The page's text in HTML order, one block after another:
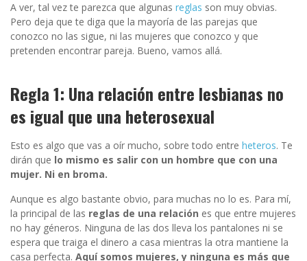
A ver, tal vez te parezca que algunas reglas son muy obvias.
Pero deja que te diga que la mayoría de las parejas que
conozco no las sigue, ni las mujeres que conozco y que
pretenden encontrar pareja. Bueno, vamos allá.
Regla 1: Una relación entre lesbianas no
es igual que una heterosexual
Esto es algo que vas a oír mucho, sobre todo entre heteros. Te
dirán que lo mismo es salir con un hombre que con una
mujer. Ni en broma.
Aunque es algo bastante obvio, para muchas no lo es. Para mí,
la principal de las reglas de una relación es que entre mujeres
no hay géneros. Ninguna de las dos lleva los pantalones ni se
espera que traiga el dinero a casa mientras la otra mantiene la
casa perfecta. Aquí somos mujeres, y ninguna es más que